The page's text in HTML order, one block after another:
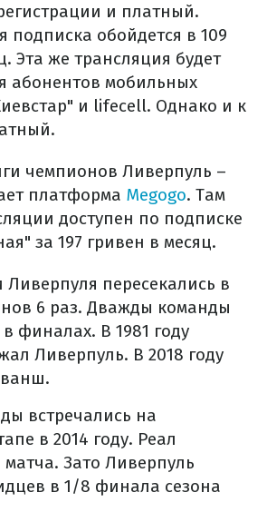
и платный.
подписка обойдется в 109
Эта же трансляция будет
абонентов мобильных
и lifecell. Однако и к
чемпионов Ливерпуль –
платформа Megogo. Там
доступен по подписке
за 197 гривен в месяц.
Ливерпуля пересекались в
6 раз. Дважды команды
финалах. В 1981 году
Ливерпуль. В 2018 году
встречались на
в 2014 году. Реал
Зато Ливерпуль
в 1/8 финала сезона